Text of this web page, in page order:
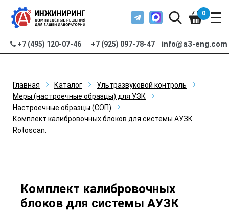
+7 (495) 120-07-46 +7 (925) 097-78-47 info@a3-eng.com
0
Главная Каталог
Ультразвуковой контроль
Меры (настроечные образцы) для УЗК
Настроечные образцы (СОП)
Комплект калибровочных блоков для системы АУЗК
Rotoscan.
Комплект калибровочных
блоков для системы АУЗК